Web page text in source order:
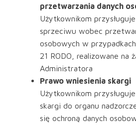
przetwarzania danych
Użytkownikom
sprzeciwu wobec
osobowych w
21 RODO, realizowane na
Administratora
Prawo wniesienia skargi
Użytkownikom
skargi do organu
się ochroną danych